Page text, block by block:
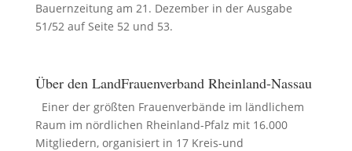
Bauernzeitung am 21. Dezember in der Ausgabe
51/52 auf Seite 52 und 53.
Über den LandFrauenverband Rheinland-Nassau
Einer der größten Frauenverbände im ländlichem
Raum im nördlichen Rheinland-Pfalz mit 16.000
Mitgliedern, organisiert in 17 Kreis-und